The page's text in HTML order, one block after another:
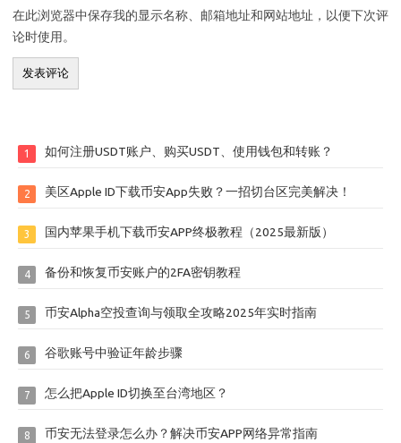
在此浏览器中保存我的显示名称、邮箱地址和网站地址，以便下次评
论时使用。
1 如何注册USDT账户、购买USDT、使用钱包和转账？
2 美区Apple ID下载币安App失败？一招切台区完美解决！
3 国内苹果手机下载币安APP终极教程（2025最新版）
4 备份和恢复币安账户的2FA密钥教程
5 币安Alpha空投查询与领取全攻略2025年实时指南
6 谷歌账号中验证年龄步骤
7 怎么把Apple ID切换至台湾地区？
8 币安无法登录怎么办？解决币安APP网络异常指南